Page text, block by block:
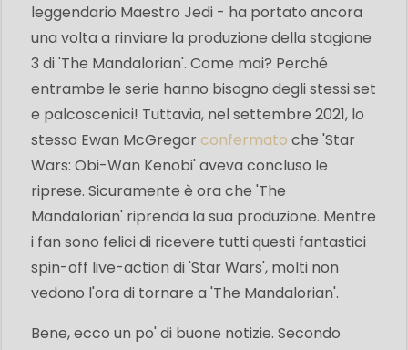
leggendario Maestro Jedi - ha portato ancora
una volta a rinviare la produzione della stagione
3 di 'The Mandalorian'. Come mai? Perché
entrambe le serie hanno bisogno degli stessi set
e palcoscenici! Tuttavia, nel settembre 2021, lo
stesso Ewan McGregorconfermato che 'Star
Wars: Obi-Wan Kenobi' aveva concluso le
riprese. Sicuramente è ora che 'The
Mandalorian' riprenda la sua produzione. Mentre
i fan sono felici di ricevere tutti questi fantastici
spin-off live-action di 'Star Wars', molti non
vedono l'ora di tornare a 'The Mandalorian'.
Bene, ecco un po' di buone notizie. Secondo